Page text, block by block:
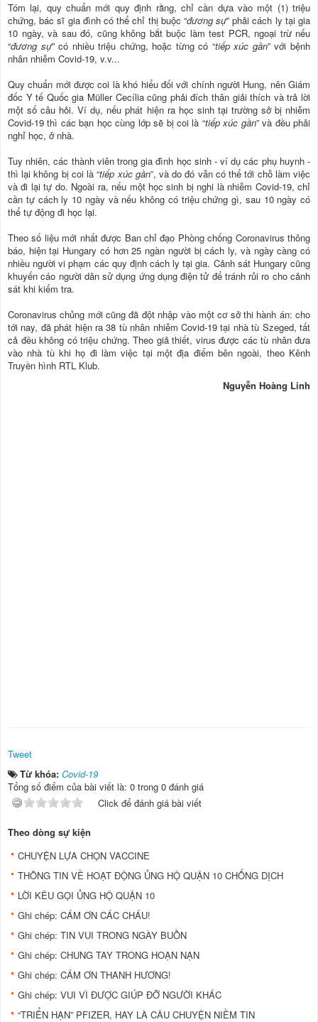
Tóm lại, quy chuẩn mới quy định rằng, chỉ cần dựa vào một (1) triệu
chứng, bác sĩ gia đình có thể chỉ thị buộc “đương sự” phải cách ly tại gia
10 ngày, và sau đó, cũng không bắt buộc làm test PCR, ngoại trừ nếu
“đương sự” có nhiều triệu chứng, hoặc từng có “tiếp xúc gần” với bệnh
nhân nhiễm Covid-19, v.v...
Quy chuẩn mới được coi là khó hiểu đối với chính người Hung, nên Giám
đốc Y tế Quốc gia Müller Cecília cũng phải đích thân giải thích và trả lời
một số câu hỏi. Ví dụ, nếu phát hiện ra học sinh tại trường sở bị nhiễm
Covid-19 thì các bạn học cùng lớp sẽ bị coi là “tiếp xúc gần” và đều phải
nghỉ học, ở nhà.
Tuy nhiên, các thành viên trong gia đình học sinh - ví dụ các phụ huynh -
thì lại không bị coi là “tiếp xúc gần”, và do đó vẫn có thể tới chỗ làm việc
và đi lại tự do. Ngoài ra, nếu một học sinh bị nghi là nhiễm Covid-19, chỉ
cần tự cách ly 10 ngày và nếu không có triệu chứng gì, sau 10 ngày có
thể tự động đi học lại.
Theo số liệu mới nhất được Ban chỉ đạo Phòng chống Coronavirus thông
báo, hiện tại Hungary có hơn 25 ngàn người bị cách ly, và ngày càng có
nhiều người vi phạm các quy định cách ly tại gia. Cảnh sát Hungary cũng
khuyến cáo người dân sử dụng ứng dụng điện tử để tránh rủi ro cho cảnh
sát khi kiểm tra.
Coronavirus chủng mới cũng đã đột nhập vào một cơ sở thi hành án: cho
tới nay, đã phát hiện ra 38 tù nhân nhiễm Covid-19 tại nhà tù Szeged, tất
cả đều không có triệu chứng. Theo giả thiết, virus được các tù nhân đưa
vào nhà tù khi họ đi làm việc tại một địa điểm bên ngoài, theo Kênh
Truyền hình RTL Klub.
Nguyễn Hoàng Linh
Tweet
Từ khóa: Covid-19
Tổng số điểm của bài viết là: 0 trong 0 đánh giá
Click để đánh giá bài viết
Theo dòng sự kiện
CHUYỆN LỰA CHỌN VACCINE
THÔNG TIN VỀ HOẠT ĐỘNG ỦNG HỘ QUẬN 10 CHỐNG DỊCH
LỜI KÊU GỌI ỦNG HỘ QUẬN 10
Ghi chép: CÁM ƠN CÁC CHÁU!
Ghi chép: TIN VUI TRONG NGÀY BUỒN
Ghi chép: CHUNG TAY TRONG HOẠN NẠN
Ghi chép: CÁM ƠN THANH HƯƠNG!
Ghi chép: VUI VÌ ĐƯỢC GIÚP ĐỠ NGƯỜI KHÁC
“TRIỂN HẠN” PFIZER, HAY LÀ CÂU CHUYỆN NIỀM TIN